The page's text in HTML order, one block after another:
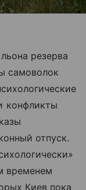
резерва
самоволок
конфликты
отпуск.
временем
Киев пока